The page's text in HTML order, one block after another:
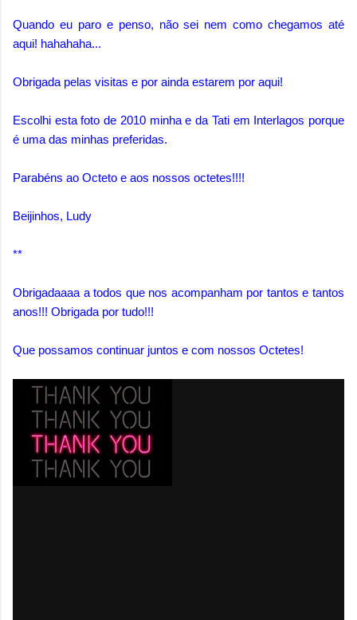
Quando eu paro e penso, não sei nem como chegamos até
aqui! hahahaha...
Obrigada pelas visitas e por ainda estarem por aqui!
Escolhi esta foto de 2010 minha e da Tati em Interlagos porque
é uma das minhas preferidas.
Parabéns ao Octeto e aos nossos octetes!!!!
Beijinhos, Ludy
**
Obrigadaaaa a todos que nos acompanham por tantos e tantos
anos!!! Obrigada por tudo!!!
Que possamos continuar juntos e com nossos Octetes!